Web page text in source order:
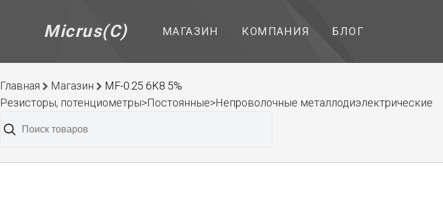
Micrus(C) МАГАЗИН КОМПАНИЯ БЛОГ
Главная Магазин
MF-0.25 6K8 5%
Резисторы, потенциометры>Постоянные>Непроволочные металлодиэлектрические